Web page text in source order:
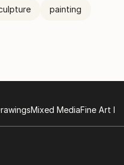
wood etc
painting
Mixed MediaFine Art